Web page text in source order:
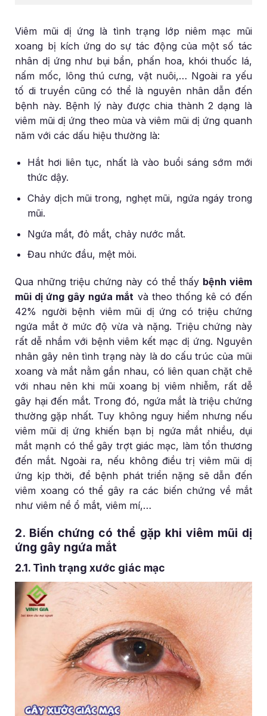
Viêm mũi dị ứng là tình trạng lớp niêm mạc mũi
xoang bị kích ứng do sự tác động của một số tác
nhân dị ứng như bụi bẩn, phấn hoa, khói thuốc lá,
nấm mốc, lông thú cưng, vật nuôi,… Ngoài ra yếu
tố di truyền cũng có thể là nguyên nhân dẫn đến
bệnh này. Bệnh lý này được chia thành 2 dạng là
viêm mũi dị ứng theo mùa và viêm mũi dị ứng quanh
năm với các dấu hiệu thường là:
Hắt hơi liên tục, nhất là vào buổi sáng sớm mới
thức dậy.
Chảy dịch mũi trong, nghẹt mũi, ngứa ngáy trong
mũi.
Ngứa mắt, đỏ mắt, chảy nước mắt.
Đau nhức đầu, mệt mỏi.
Qua những triệu chứng này có thể thấy bệnh viêm
mũi dị ứng gây ngứa mắt và theo thống kê có đến
42% người bệnh viêm mũi dị ứng có triệu chứng
ngứa mắt ở mức độ vừa và nặng. Triệu chứng này
rất dễ nhầm với bệnh viêm kết mạc dị ứng. Nguyên
nhân gây nên tình trạng này là do cấu trúc của mũi
xoang và mắt nằm gần nhau, có liên quan chặt chẽ
với nhau nên khi mũi xoang bị viêm nhiễm, rất dễ
gây hại đến mắt. Trong đó, ngứa mắt là triệu chứng
thường gặp nhất. Tuy không nguy hiểm nhưng nếu
viêm mũi dị ứng khiến bạn bị ngứa mắt nhiều, dụi
mắt mạnh có thể gây trợt giác mạc, làm tổn thương
đến mắt. Ngoài ra, nếu không điều trị viêm mũi dị
ứng kịp thời, để bệnh phát triển nặng sẽ dẫn đến
viêm xoang có thể gây ra các biến chứng về mắt
như viêm nề ổ mắt, viêm mí,…
2. Biến chứng có thể gặp khi viêm mũi dị
ứng gây ngứa mắt
2.1. Tình trạng xước giác mạc